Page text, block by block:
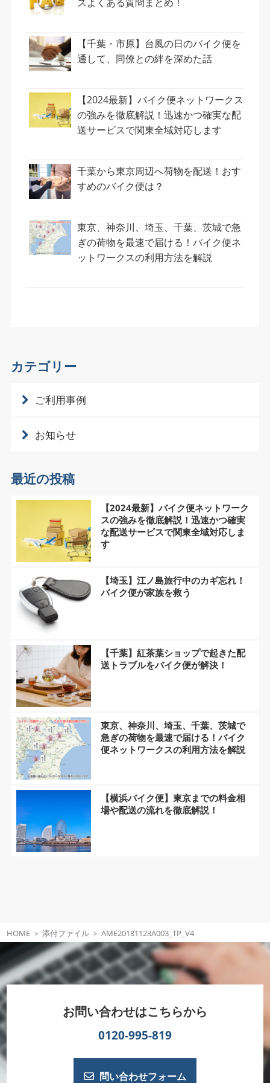
【千葉・市原】台風の日のバイク便を
通して、同僚との絆を深めた話
【2024最新】バイク便ネットワークス
の強みを徹底解説！迅速かつ確実な配
送サービスで関東全域対応します
千葉から東京周辺へ荷物を配送！おす
すめのバイク便は？
東京、神奈川、埼玉、千葉、茨城で急
ぎの荷物を最速で届ける！バイク便ネ
ットワークスの利用方法を解説
カテゴリー
ご利用事例
お知らせ
最近の投稿
【2024最新】バイク便ネットワーク
スの強みを徹底解説！迅速かつ確実
な配送サービスで関東全域対応しま
す
【埼玉】江ノ島旅行中のカギ忘れ！
バイク便が家族を救う
【千葉】紅茶葉ショップで起きた配
送トラブルをバイク便が解決！
東京、神奈川、埼玉、千葉、茨城で
急ぎの荷物を最速で届ける！バイク
便ネットワークスの利用方法を解説
【横浜バイク便】東京までの料金相
場や配送の流れを徹底解説！
HOME 添付ファイル AME20181123A003_TP_V4
お問い合わせはこちらから
0120-995-819
問い合わせフォーム